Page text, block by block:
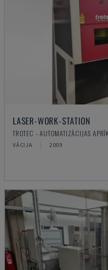
LASER-WORK-STATION
TROTEC - AUTOMATIZĀCIJAS
VĀCIJA 2009